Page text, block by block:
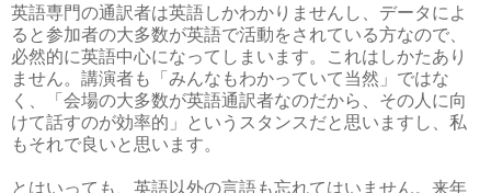
英語専門の通訳者は英語しかわかりませんし、データによ
ると参加者の大多数が英語で活動をされている方なので、
必然的に英語中心になってしまいます。これはしかたあり
ません。講演者も「みんなもわかっていて当然」ではな
く、「会場の大多数が英語通訳者なのだから、その人に向
けて話すのが効率的」というスタンスだと思いますし、私
もそれで良いと思います。
とはいっても、英語以外の言語も忘れてはいません。来年